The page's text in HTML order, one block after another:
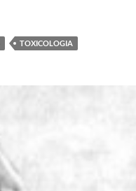
TOXICOLOGIA